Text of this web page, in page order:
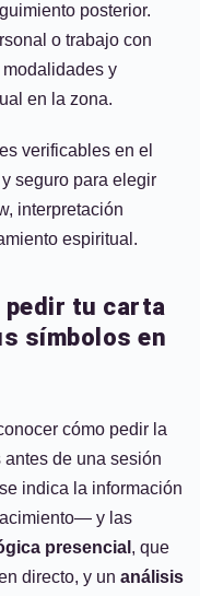
posterior.
o trabajo con
y
en la zona.
verificables en el
seguro para elegir
interpretación
espiritual.
pedir tu carta
símbolos en
cómo pedir la
de una sesión
indica la información
y las
presencial , que
directo, y un análisis